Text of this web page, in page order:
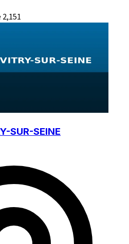
2,151
SUR-SEINE